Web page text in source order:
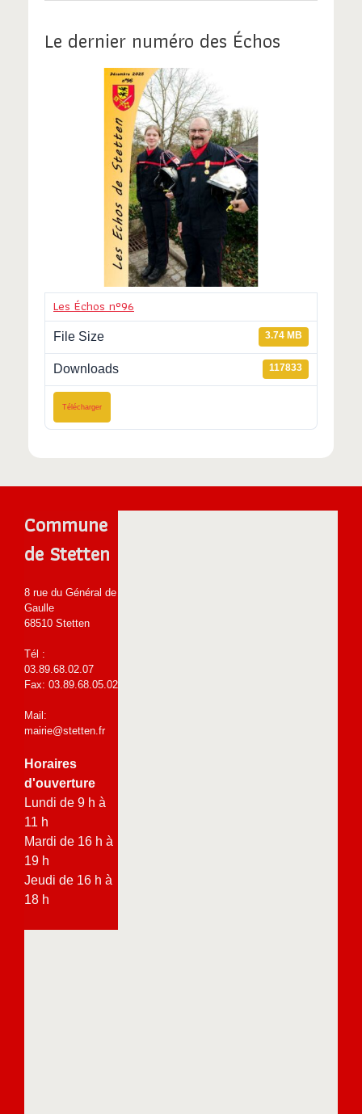
Le dernier numéro des Échos
Les Échos n°96
File Size 3.74 MB
Downloads 117833
Télécharger
Commune
de Stetten
8 rue du Général de
Gaulle
68510 Stetten
Tél :
03.89.68.02.07
Fax: 03.89.68.05.02
Mail:
mairie@stetten.fr
Horaires
d'ouverture
Lundi de 9 h à
11 h
Mardi de 16 h à
19 h
Jeudi de 16 h à
18 h